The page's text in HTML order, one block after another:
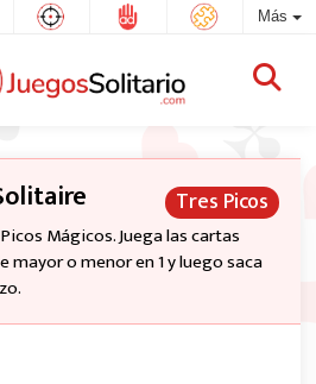
Más
Tres Picos
Mágicos. Juega las cartas
o menor en 1 y luego saca